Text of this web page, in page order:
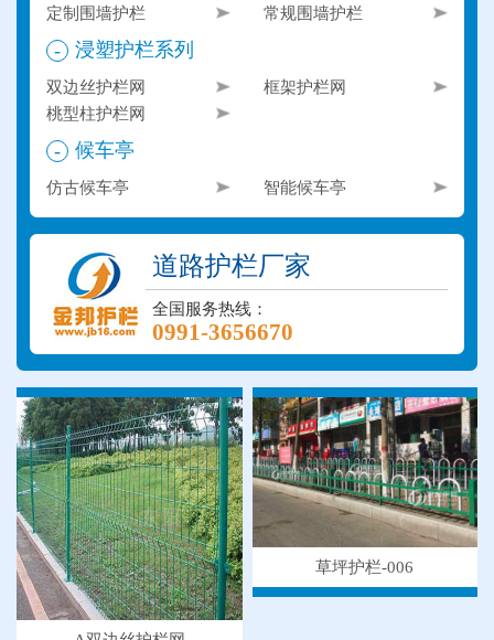
定制围墙护栏
常规围墙护栏
- 浸塑护栏系列
双边丝护栏网
框架护栏网
桃型柱护栏网
- 候车亭
仿古候车亭 智能候车亭
道路护栏厂家
全国服务热线：
0991-3656670
草坪护栏-006